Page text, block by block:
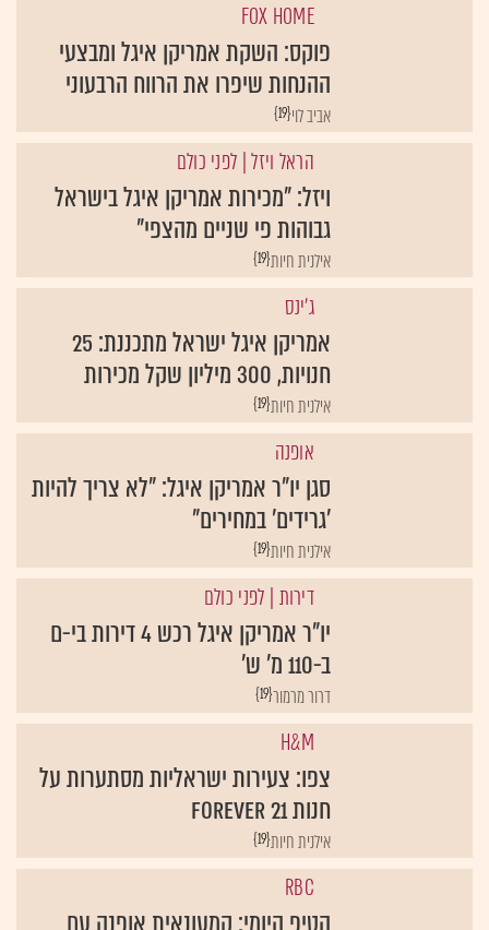
FOX HOME
פוקס: השקת אמריקן איגל ומבצעי
ההנחות שיפרו את הרווח הרבעוני
{19}אביב לוי
הראל ויזל| לפני כולם
ויזל: "מכירות אמריקן איגל בישראל
גבוהות פי שניים מהצפי"
{19}אילנית חיות
ג'ינס
אמריקן איגל ישראל מתכננת: 25
חנויות, 300 מיליון שקל מכירות
{19}אילנית חיות
אופנה
סגן יו"ר אמריקן איגל: "לא צריך להיות
'גרידים' במחירים"
{19}אילנית חיות
דירות | לפני כולם
יו"ר אמריקן איגל רכש 4 דירות בי-ם
ב-110 מ' ש'
{19}דרור מרמור
H&M
צפו: צעירות ישראליות מסתערות על
חנות FOREVER 21
{19}אילנית חיות
RBC